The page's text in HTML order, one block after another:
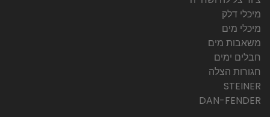
מיכלי דלק
מיכלי מים
משאבות מים
חבלים ימים
חגורות הצלה
STEINER
DAN-FENDER